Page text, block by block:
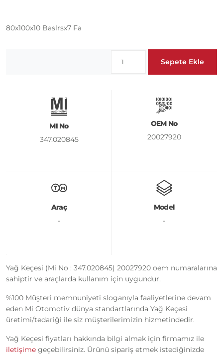
80x100x10 Baslrsx7 Fa
Sepete Ekle
MI No
347.020845
OEM No
20027920
Araç
-
Model
-
Yağ Keçesi (Mi No : 347.020845) 20027920 oem numaralarına
sahiptir ve araçlarda kullanım için uygundur.
%100 Müşteri memnuniyeti sloganıyla faaliyetlerine devam
eden Mi Otomotiv dünya standartlarında Yağ Keçesi
üretimi/tedariği ile siz müşterilerimizin hizmetindedir.
Yağ Keçesi fiyatları hakkında bilgi almak için firmamız ile
iletişime geçebilirsiniz. Ürünü sipariş etmek istediğinizde